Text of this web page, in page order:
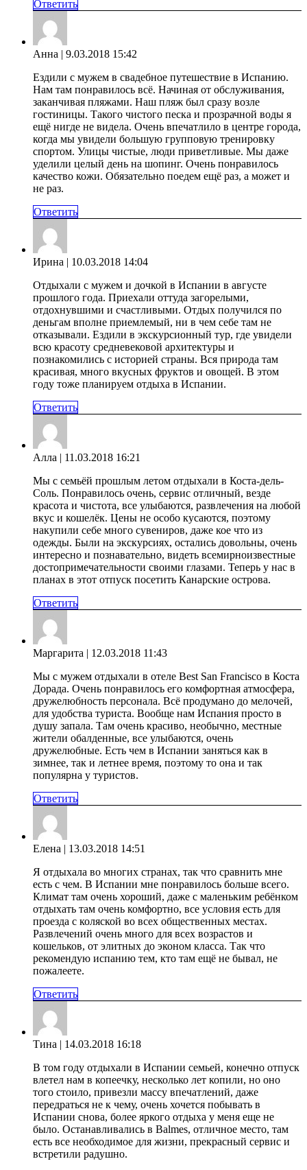
Ответить
Анна
| 9.03.2018 15:42
Ездили с мужем в свадебное путешествие в Испанию.
Нам там понравилось всё. Начиная от обслуживания,
заканчивая пляжами. Наш пляж был сразу возле
гостиницы. Такого чистого песка и прозрачной воды я
ещё нигде не видела. Очень впечатлило в центре города,
когда мы увидели большую групповую тренировку
спортом. Улицы чистые, люди приветливые. Мы даже
уделили целый день на шопинг. Очень понравилось
качество кожи. Обязательно поедем ещё раз, а может и
не раз.
Ответить
Ирина
| 10.03.2018 14:04
Отдыхали с мужем и дочкой в Испании в августе
прошлого года. Приехали оттуда загорелыми,
отдохнувшими и счастливыми. Отдых получился по
деньгам вполне приемлемый, ни в чем себе там не
отказывали. Ездили в экскурсионный тур, где увидели
всю красоту средневековой архитектуры и
познакомились с историей страны. Вся природа там
красивая, много вкусных фруктов и овощей. В этом
году тоже планируем отдыха в Испании.
Ответить
Алла
| 11.03.2018 16:21
Мы с семьёй прошлым летом отдыхали в Коста-дель-
Соль. Понравилось очень, сервис отличный, везде
красота и чистота, все улыбаются, развлечения на любой
вкус и кошелёк. Цены не особо кусаются, поэтому
накупили себе много сувениров, даже кое что из
одежды. Были на экскурсиях, остались довольны, очень
интересно и познавательно, видеть всемирноизвестные
достопримечательности своими глазами. Теперь у нас в
планах в этот отпуск посетить Канарские острова.
Ответить
Маргарита
| 12.03.2018 11:43
Мы с мужем отдыхали в отеле Best San Francisco в Коста
Дорада. Очень понравилось его комфортная атмосфера,
дружелюбность персонала. Всё продумано до мелочей,
для удобства туриста. Вообще нам Испания просто в
душу запала. Там очень красиво, необычно, местные
жители обалденные, все улыбаются, очень
дружелюбные. Есть чем в Испании заняться как в
зимнее, так и летнее время, поэтому то она и так
популярна у туристов.
Ответить
Елена
| 13.03.2018 14:51
Я отдыхала во многих странах, так что сравнить мне
есть с чем. В Испании мне понравилось больше всего.
Климат там очень хороший, даже с маленьким ребёнком
отдыхать там очень комфортно, все условия есть для
проезда с коляской во всех общественных местах.
Развлечений очень много для всех возрастов и
кошельков, от элитных до эконом класса. Так что
рекомендую испанию тем, кто там ещё не бывал, не
пожалеете.
Ответить
Тина
| 14.03.2018 16:18
В том году отдыхали в Испании семьей, конечно отпуск
влетел нам в копеечку, несколько лет копили, но оно
того стоило, привезли массу впечатлений, даже
передраться не к чему, очень хочется побывать в
Испании снова, более яркого отдыха у меня еще не
было. Останавливались в Balmes, отличное место, там
есть все необходимое для жизни, прекрасный сервис и
встретили радушно.